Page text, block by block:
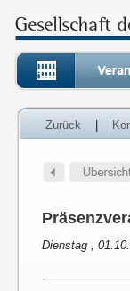
Zurück
Dienstag ,